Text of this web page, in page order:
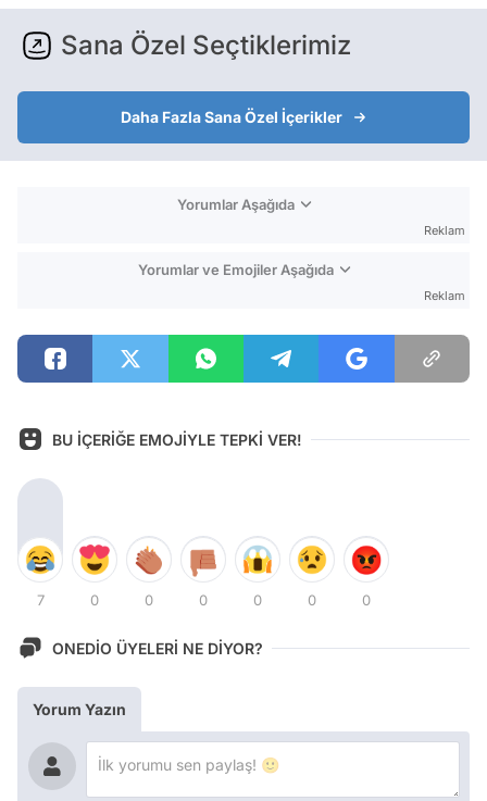
Sana Özel Seçtiklerimiz
Daha Fazla Sana Özel İçerikler
Yorumlar Aşağıda
Reklam
Yorumlar ve Emojiler Aşağıda
Reklam
BU İÇERİĞE EMOJİYLE TEPKİ VER!
7 0 0 0 0 0 0
ONEDİO ÜYELERİ NE DİYOR?
Yorum Yazın